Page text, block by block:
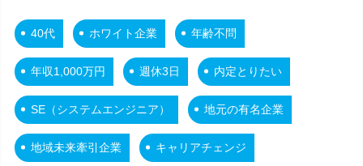
40代 ホワイト企業 年齢不問
年収1,000万円 週休3日 内定とりたい
SE（システムエンジニア） 地元の有名企業
地域未来牽引企業 キャリアチェンジ